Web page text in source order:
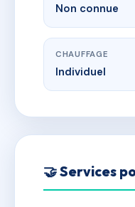
Non connue
CHAUFFAGE
Individuel
🤝 Services